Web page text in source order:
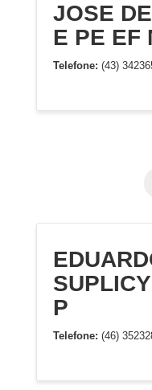
JOSE
E PE EF
Telefone: (43)
P
Telefone: (46)